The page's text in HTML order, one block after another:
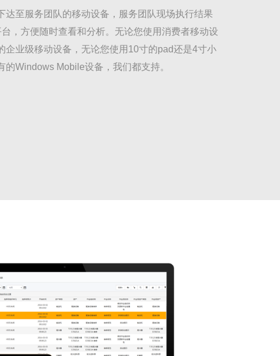
达至服务团队的移动设备，服务团队现场执行结果
，方便随时查看和分析。无论您使用消费者移动设
企业级移动设备，无论您使用10寸的pad还是4寸小
的Windows Mobile设备，我们都支持。